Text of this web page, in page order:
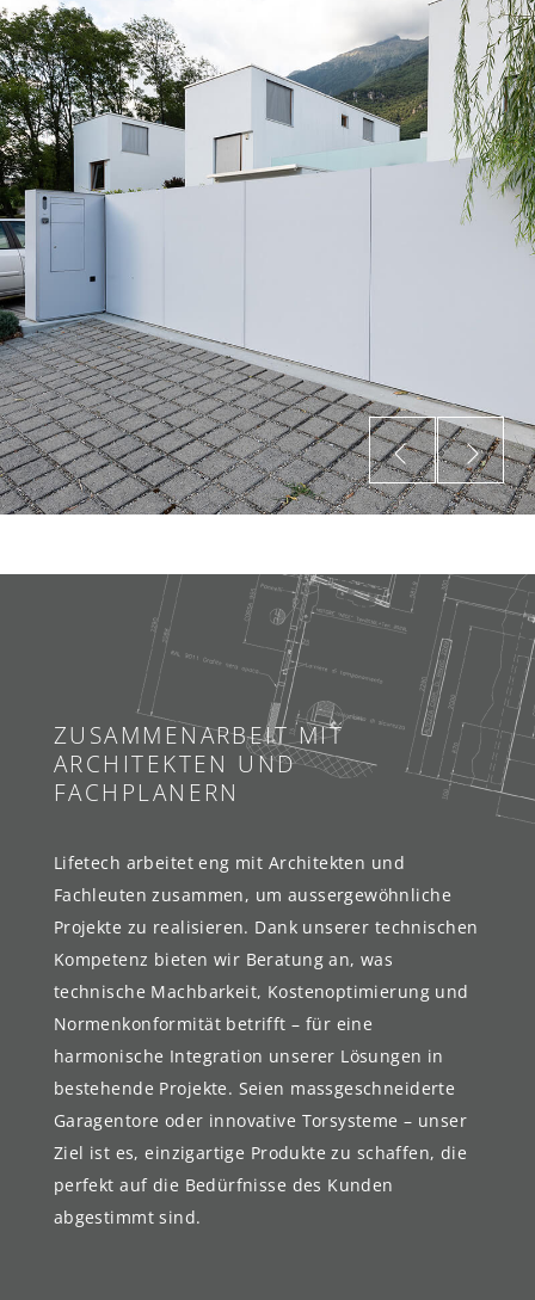
ZUSAMMENARBEIT MIT
ARCHITEKTEN UND
FACHPLANERN
Lifetech arbeitet eng mit Architekten und
Fachleuten zusammen, um aussergewöhnliche
Projekte zu realisieren. Dank unserer technischen
Kompetenz bieten wir Beratung an, was
technische Machbarkeit, Kostenoptimierung und
Normenkonformität betrifft – für eine
harmonische Integration unserer Lösungen in
bestehende Projekte. Seien massgeschneiderte
Garagentore oder innovative Torsysteme – unser
Ziel ist es, einzigartige Produkte zu schaffen, die
perfekt auf die Bedürfnisse des Kunden
abgestimmt sind.